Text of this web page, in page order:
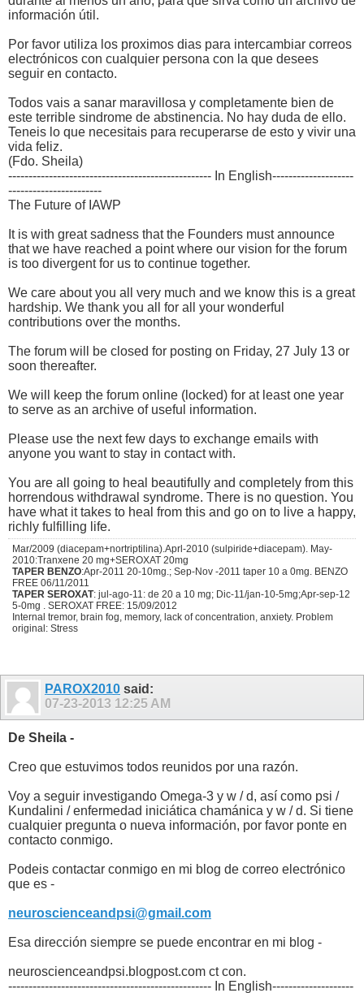
información útil.
Por favor utiliza los proximos dias para intercambiar correos
electrónicos con cualquier persona con la que desees
seguir en contacto.
Todos vais a sanar maravillosa y completamente bien de
este terrible sindrome de abstinencia. No hay duda de ello.
Teneis lo que necesitais para recuperarse de esto y vivir una
vida feliz.
(Fdo. Sheila)
-------------------------------------------------- In English--------------------
-----------------------
The Future of IAWP
It is with great sadness that the Founders must announce
that we have reached a point where our vision for the forum
is too divergent for us to continue together.
We care about you all very much and we know this is a great
hardship. We thank you all for all your wonderful
contributions over the months.
The forum will be closed for posting on Friday, 27 July 13 or
soon thereafter.
We will keep the forum online (locked) for at least one year
to serve as an archive of useful information.
Please use the next few days to exchange emails with
anyone you want to stay in contact with.
You are all going to heal beautifully and completely from this
horrendous withdrawal syndrome. There is no question. You
have what it takes to heal from this and go on to live a happy,
richly fulfilling life.
Mar/2009 (diacepam+nortriptilina).Aprl-2010 (sulpiride+diacepam). May-
2010:Tranxene 20 mg+SEROXAT 20mg
TAPER BENZO:Apr-2011 20-10mg.; Sep-Nov -2011 taper 10 a 0mg. BENZO
FREE 06/11/2011
TAPER SEROXAT: jul-ago-11: de 20 a 10 mg; Dic-11/jan-10-5mg;Apr-sep-12
5-0mg . SEROXAT FREE: 15/09/2012
Internal tremor, brain fog, memory, lack of concentration, anxiety. Problem
original: Stress
PAROX2010 said:
07-23-2013 12:25 AM
De Sheila -
Creo que estuvimos todos reunidos por una razón.
Voy a seguir investigando Omega-3 y w / d, así como psi /
Kundalini / enfermedad iniciática chamánica y w / d. Si tiene
cualquier pregunta o nueva información, por favor ponte en
contacto conmigo.
Podeis contactar conmigo en mi blog de correo electrónico
que es -
neuroscienceandpsi@gmail.com
Esa dirección siempre se puede encontrar en mi blog -
neuroscienceandpsi.blogpost.com ct con.
-------------------------------------------------- In English--------------------